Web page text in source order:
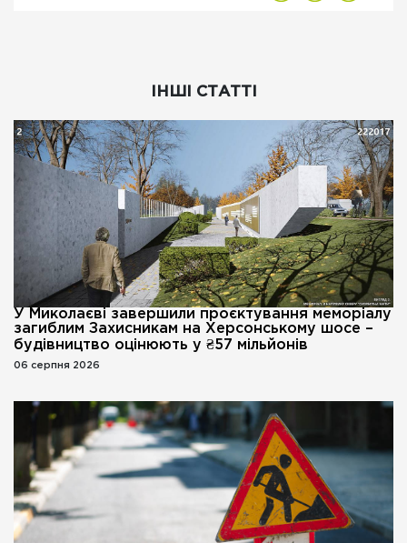
ІНШІ СТАТТІ
У Миколаєві завершили проєктування меморіалу
загиблим Захисникам на Херсонському шосе –
будівництво оцінюють у ₴57 мільйонів
06 серпня 2026